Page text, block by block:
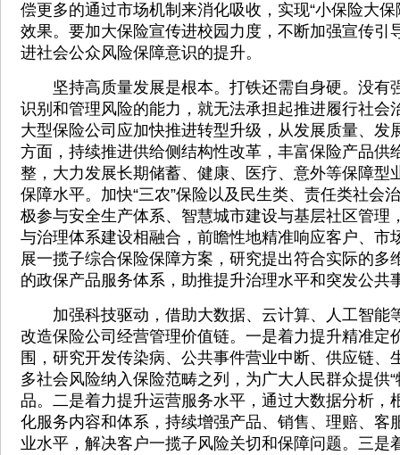
偿更多的通过市场机制来消化吸收，实现“小保险大
效果。要加大保险宣传进校园力度，不断加强宣传引
进社会公众风险保障意识的提升。
坚持高质量发展是根本。打铁还需自身硬。没有
识别和管理风险的能力，就无法承担起推进履行社会
大型保险公司应加快推进转型升级，从发展质量、发
方面，持续推进供给侧结构性改革，丰富保险产品供
整，大力发展长期储蓄、健康、医疗、意外等保障型
保障水平。加快“三农”保险以及民生类、责任类社会
极参与安全生产体系、智慧城市建设与基层社区管理
与治理体系建设相融合，前瞻性地精准响应客户、市
展一揽子综合保险保障方案，研究提出符合实际的多
的政保产品服务体系，助推提升治理水平和突发公共
加强科技驱动，借助大数据、云计算、人工智能
改造保险公司经营管理价值链。一是着力提升精准定
围，研究开发传染病、公共事件营业中断、供应链、
多社会风险纳入保险范畴之列，为广大人民群众提供
品。二是着力提升运营服务水平，通过大数据分析，
化服务内容和体系，持续增强产品、销售、理赔、客
业水平，解决客户一揽子风险关切和保障问题。三是